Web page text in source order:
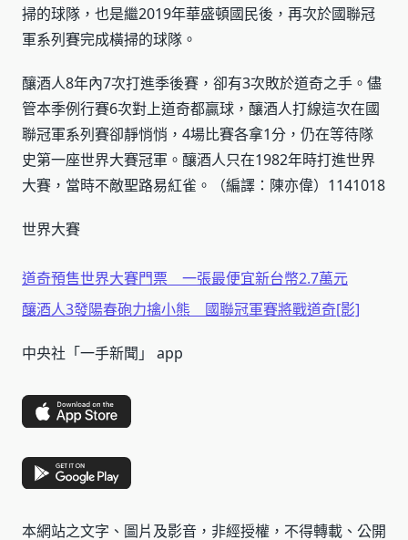
掃的球隊，也是繼2019年華盛頓國民後，再次於國聯冠
軍系列賽完成橫掃的球隊。
釀酒人8年內7次打進季後賽，卻有3次敗於道奇之手。儘
管本季例行賽6次對上道奇都贏球，釀酒人打線這次在國
聯冠軍系列賽卻靜悄悄，4場比賽各拿1分，仍在等待隊
史第一座世界大賽冠軍。釀酒人只在1982年時打進世界
大賽，當時不敵聖路易紅雀。（編譯：陳亦偉）1141018
世界大賽
道奇預售世界大賽門票 一張最便宜新台幣2.7萬元
釀酒人3發陽春砲力擒小熊 國聯冠軍賽將戰道奇[影]
中央社「一手新聞」 app
本網站之文字、圖片及影音，非經授權，不得轉載、公開